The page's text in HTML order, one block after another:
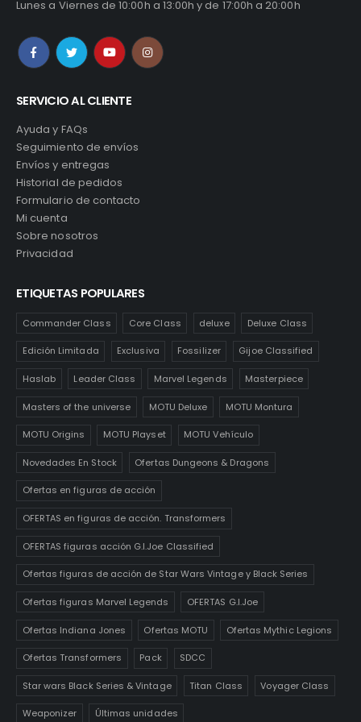
Lunes a Viernes de 10:00h a 13:00h y de 17:00h a 20:00h
SERVICIO AL CLIENTE
Ayuda y FAQs
Seguimiento de envíos
Envíos y entregas
Historial de pedidos
Formulario de contacto
Mi cuenta
Sobre nosotros
Privacidad
ETIQUETAS POPULARES
Commander Class Core Class deluxe Deluxe Class
Edición Limitada Exclusiva Fossilizer Gijoe Classified
Haslab Leader Class Marvel Legends Masterpiece
Masters of the universe MOTU Deluxe MOTU Montura
MOTU Origins MOTU Playset MOTU Vehículo
Novedades En Stock Ofertas Dungeons & Dragons
Ofertas en figuras de acción
OFERTAS en figuras de acción. Transformers
OFERTAS figuras acción G.I.Joe Classified
Ofertas figuras de acción de Star Wars Vintage y Black Series
Ofertas figuras Marvel Legends OFERTAS G.I.Joe
Ofertas Indiana Jones Ofertas MOTU Ofertas Mythic Legions
Ofertas Transformers Pack SDCC
Star wars Black Series & Vintage Titan Class Voyager Class
Weaponizer Últimas unidades